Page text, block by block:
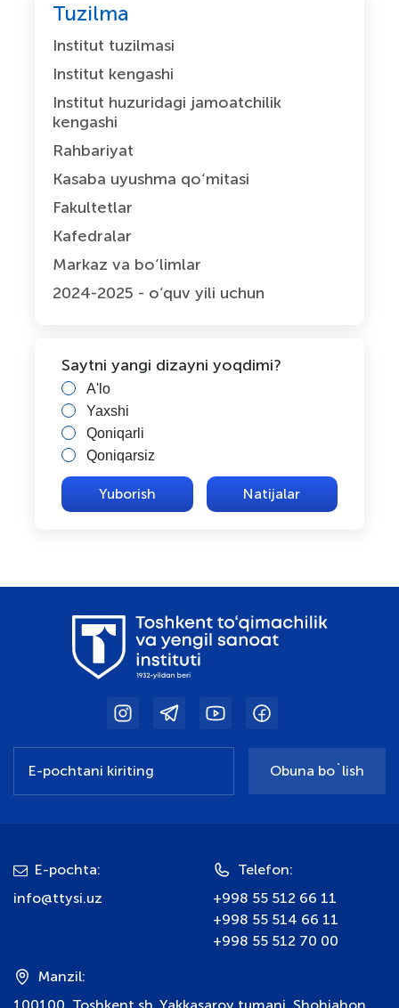
Tuzilma
Institut tuzilmasi
Institut kengashi
Institut huzuridagi jamoatchilik
kengashi
Rahbariyat
Kasaba uyushma qо‘mitasi
Fakultetlar
Kafedralar
Markaz va bо‘limlar
2024-2025 - o‘quv yili uchun
Saytni yangi dizayni yoqdimi?
A'lo
Yaxshi
Qoniqarli
Qoniqarsiz
Natijalar
Obuna bo`lish
E-pochta:
info@ttysi.uz
Telefon:
+998 55 512 66 11
+998 55 514 66 11
+998 55 512 70 00
Manzil: